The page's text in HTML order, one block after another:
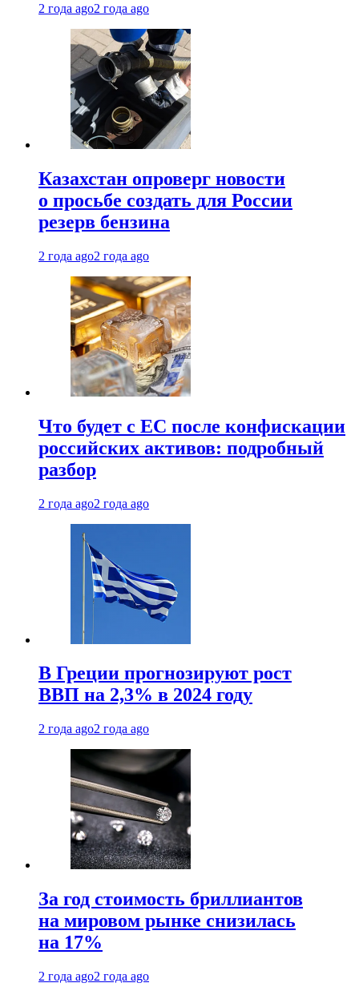
2 года ago2 года ago
Казахстан опроверг новости
о просьбе создать для России
резерв бензина
2 года ago2 года ago
Что будет с ЕС после конфискации
российских активов: подробный
разбор
2 года ago2 года ago
В Греции прогнозируют рост
ВВП на 2,3% в 2024 году
2 года ago2 года ago
За год стоимость бриллиантов
на мировом рынке снизилась
на 17%
2 года ago2 года ago